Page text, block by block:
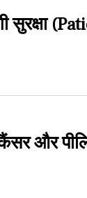
सुरक्षा
और